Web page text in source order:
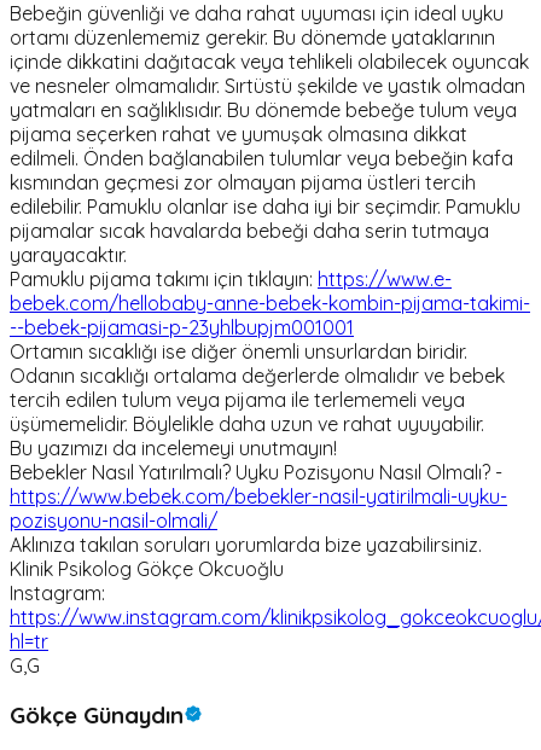
Bebeğin güvenliği ve daha rahat uyuması için ideal uyku
ortamı düzenlememiz gerekir. Bu dönemde yataklarının
içinde dikkatini dağıtacak veya tehlikeli olabilecek oyuncak
ve nesneler olmamalıdır. Sırtüstü şekilde ve yastık olmadan
yatmaları en sağlıklısıdır. Bu dönemde bebeğe tulum veya
pijama seçerken rahat ve yumuşak olmasına dikkat
edilmeli. Önden bağlanabilen tulumlar veya bebeğin kafa
kısmından geçmesi zor olmayan pijama üstleri tercih
edilebilir. Pamuklu olanlar ise daha iyi bir seçimdir. Pamuklu
pijamalar sıcak havalarda bebeği daha serin tutmaya
yarayacaktır.
Pamuklu pijama takımı için tıklayın: https://www.e-
bebek.com/hellobaby-anne-bebek-kombin-pijama-takimi-
--bebek-pijamasi-p-23yhlbupjm001001
Ortamın sıcaklığı ise diğer önemli unsurlardan biridir.
Odanın sıcaklığı ortalama değerlerde olmalıdır ve bebek
tercih edilen tulum veya pijama ile terlememeli veya
üşümemelidir. Böylelikle daha uzun ve rahat uyuyabilir.
Bu yazımızı da incelemeyi unutmayın!
Bebekler Nasıl Yatırılmalı? Uyku Pozisyonu Nasıl Olmalı? -
https://www.bebek.com/bebekler-nasil-yatirilmali-uyku-
pozisyonu-nasil-olmali/
Aklınıza takılan soruları yorumlarda bize yazabilirsiniz.
Klinik Psikolog Gökçe Okcuoğlu
Instagram:
https://www.instagram.com/
hl=tr
G,G
Gökçe Günaydın